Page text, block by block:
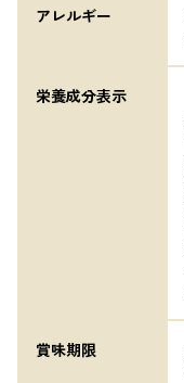
アレルギー
栄養成分表示
賞味期限